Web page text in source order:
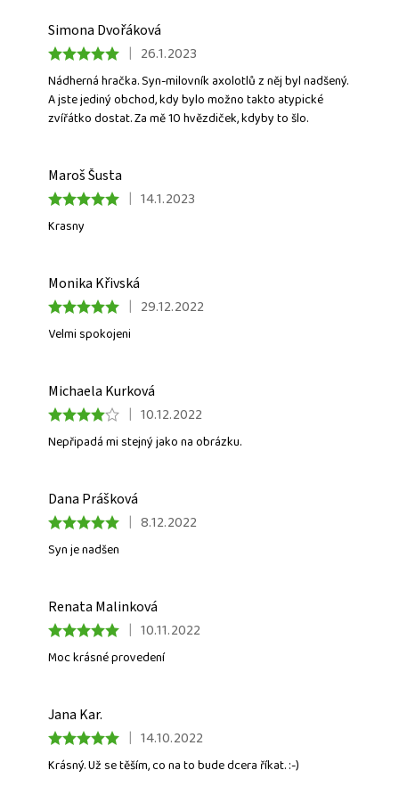
Simona Dvořáková
| 26.1.2023
Nádherná hračka. Syn-milovník axolotlů z něj byl nadšený.
A jste jediný obchod, kdy bylo možno takto atypické
zvířátko dostat. Za mě 10 hvězdiček, kdyby to šlo.
Maroš Šusta
| 14.1.2023
Krasny
Monika Křivská
| 29.12.2022
Velmi spokojeni
Michaela Kurková
| 10.12.2022
Nepřipadá mi stejný jako na obrázku.
Dana Prášková
| 8.12.2022
Syn je nadšen
Renata Malinková
| 10.11.2022
Moc krásné provedení
Jana Kar.
| 14.10.2022
Krásný. Už se těším, co na to bude dcera říkat. :-)